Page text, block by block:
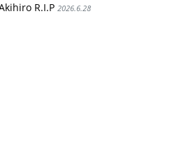
R.I.P 2026.6.28